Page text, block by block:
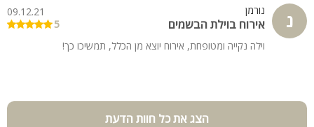
נ נורמן
אירוח בוילת הבשמים
09.12.21
5
וילה נקייה ומטופחת, אירוח יוצא מן הכלל, תמשיכו כך!
הצג את כל חוות הדעת